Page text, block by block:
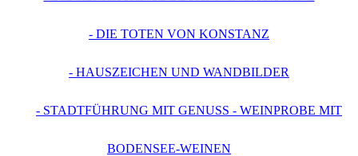
- DIE TOTEN VON KONSTANZ
- HAUSZEICHEN UND WANDBILDER
- STADTFÜHRUNG MIT GENUSS - WEINPROBE MIT
BODENSEE-WEINEN